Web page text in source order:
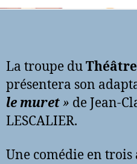
La troupe du
présentera son
le muret» de Jean-
LESCALIER.
Une comédie en